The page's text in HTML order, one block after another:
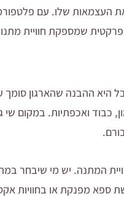
העצמאות שלו. עם
שמספקת חוויית
היא ההבנה שהארגון
ואכפתיות. במקום שי
המתנה. יש מי שיבחר
ספא מפנקת או בחוויות